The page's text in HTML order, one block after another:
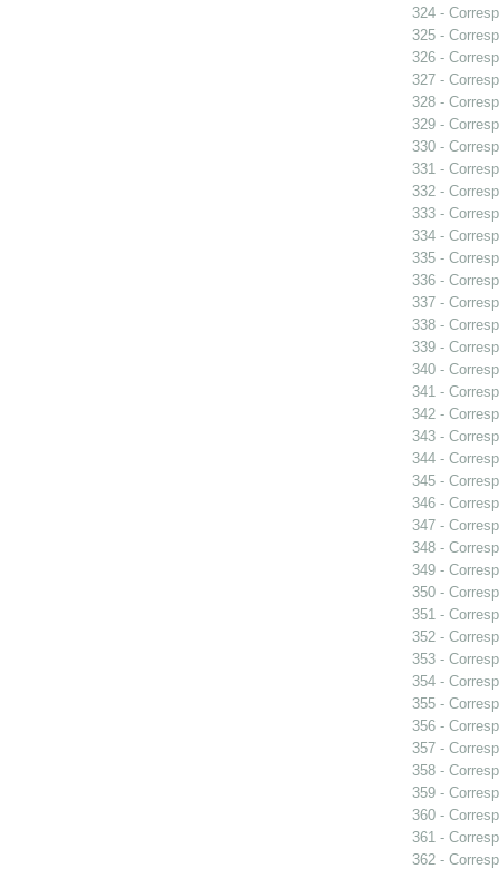
324 -
325 -
326 -
327 -
328 -
329 -
330 -
331 -
332 -
333 -
334 -
335 -
336 -
337 -
338 -
339 -
340 -
341 -
342 -
343 -
344 -
345 -
346 -
347 -
348 -
349 -
350 -
351 -
352 -
353 -
354 -
355 -
356 -
357 -
358 -
359 -
360 -
361 -
362 -